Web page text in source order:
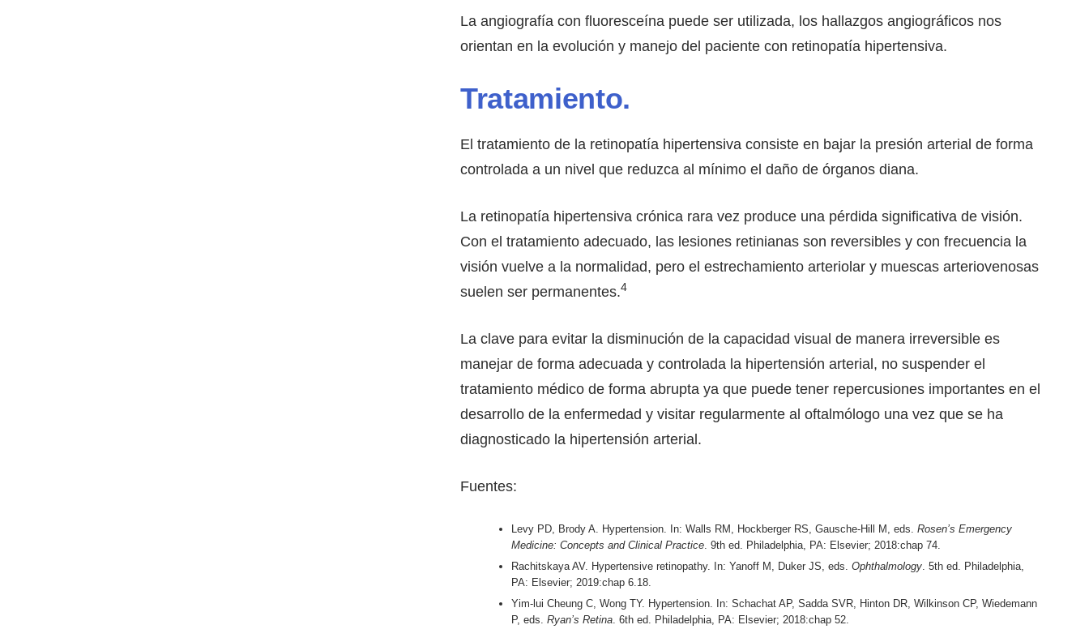
La angiografía con fluoresceína puede ser utilizada, los hallazgos angiográficos nos
orientan en la evolución y manejo del paciente con retinopatía hipertensiva.
Tratamiento.
El tratamiento de la retinopatía hipertensiva consiste en bajar la presión arterial de forma
controlada a un nivel que reduzca al mínimo el daño de órganos diana.
La retinopatía hipertensiva crónica rara vez produce una pérdida significativa de visión.
Con el tratamiento adecuado, las lesiones retinianas son reversibles y con frecuencia la
visión vuelve a la normalidad, pero el estrechamiento arteriolar y muescas arteriovenosas
suelen ser permanentes.4
La clave para evitar la disminución de la capacidad visual de manera irreversible es
manejar de forma adecuada y controlada la hipertensión arterial, no suspender el
tratamiento médico de forma abrupta ya que puede tener repercusiones importantes en el
desarrollo de la enfermedad y visitar regularmente al oftalmólogo una vez que se ha
diagnosticado la hipertensión arterial.
Fuentes:
Levy PD, Brody A. Hypertension. In: Walls RM, Hockberger RS, Gausche-Hill M, eds. Rosen’s Emergency
Medicine: Concepts and Clinical Practice . 9th ed. Philadelphia, PA: Elsevier; 2018:chap 74.
Rachitskaya AV. Hypertensive retinopathy. In: Yanoff M, Duker JS, eds.Ophthalmology . 5th ed. Philadelphia,
PA: Elsevier; 2019:chap 6.18.
Yim-lui Cheung C, Wong TY. Hypertension. In: Schachat AP, Sadda SVR, Hinton DR, Wilkinson CP, Wiedemann
P, eds.Ryan’s Retina . 6th ed. Philadelphia, PA: Elsevier; 2018:chap 52.